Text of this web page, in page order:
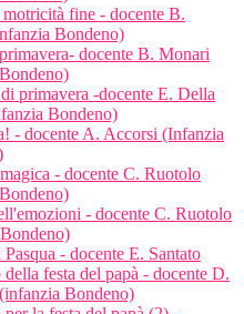
fine - docente B.
Bondeno)
docente B. Monari
primavera -docente E. Della
Bondeno)
- docente A. Accorsi (Infanzia
- docente C. Ruotolo
- docente C. Ruotolo
- docente E. Santato
festa del papà - docente D.
Bondeno)